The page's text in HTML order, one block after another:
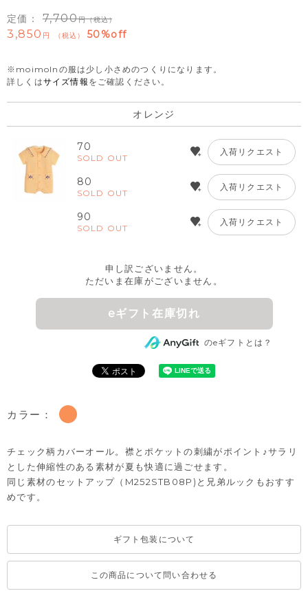
定価： 7,700 （税込）
3,850 税込 50%off
※moimolnの服は少し小さめのつくりになります。
詳しくはサイズ情報 をご確認ください。
オレンジ
70
SOLD OUT
入荷リクエスト
80
SOLD OUT
入荷リクエスト
90
SOLD OUT
入荷リクエスト
申し訳ございません。
ただいま在庫がございません。
eギフト在庫切れ
のeギフトとは？
カラー：
チェック柄カバーオール。襟とポケットの刺繍がポイント♪サラリ
とした伸縮性のある素材が夏も快適に過ごせます。
同じ素材のセットアップ（M252STB08P)と兄弟ルックもおすす
めです。
ギフト包装について
この商品について問い合わせる